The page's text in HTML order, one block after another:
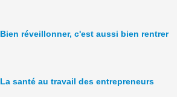
Bien réveillonner, c'est aussi bien rentrer
La santé au travail des entrepreneurs